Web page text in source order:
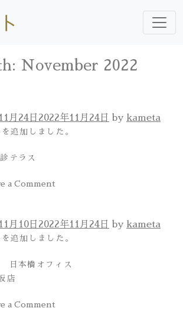
November 2022
月24日 2022年11月24日 by kameta
追加しました。
テラス
a Comment
月10日 2022年11月24日 by kameta
追加しました。
日本橋オフィス
店
a Comment